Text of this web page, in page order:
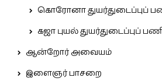
கொரோனா துயர்துடைப்புப்
கஜா புயல் துயர்துடைப்புப்
ஆன்றோர் அவையம்
இளைஞர் பாசறை